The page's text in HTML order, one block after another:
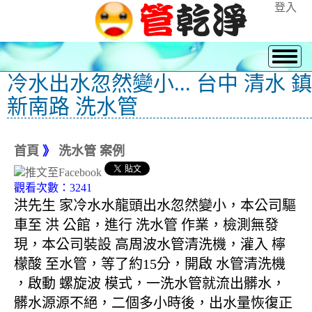
登入
冷水出水忽然變小... 台中 清水 鎮
新南路 洗水管
首頁 》 洗水管 案例
觀看次數：3241
洪先生 家冷水水龍頭出水忽然變小，本公司驅
車至 洪 公館，進行 洗水管 作業，檢測無發
現，本公司裝設 高周波水管清洗機，灌入 檸
檬酸 至水管，等了約15分，開啟 水管清洗機
，啟動 螺旋波 模式，一洗水管就流出髒水，
髒水源源不絕，二個多小時後，出水量恢復正